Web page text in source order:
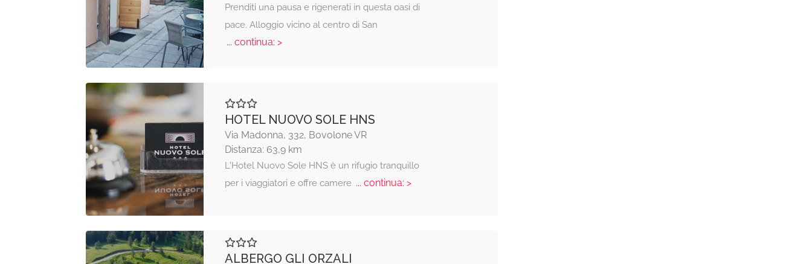
Prenditi una pausa e rigenerati in questa oasi di
pace. Alloggio vicino al centro di San
... continua: >
HOTEL NUOVO SOLE HNS
Via Madonna, 332, Bovolone VR
Distanza: 63,9 km
L'Hotel Nuovo Sole HNS è un rifugio tranquillo
per i viaggiatori e offre camere... continua: >
ALBERGO GLI ORZALI